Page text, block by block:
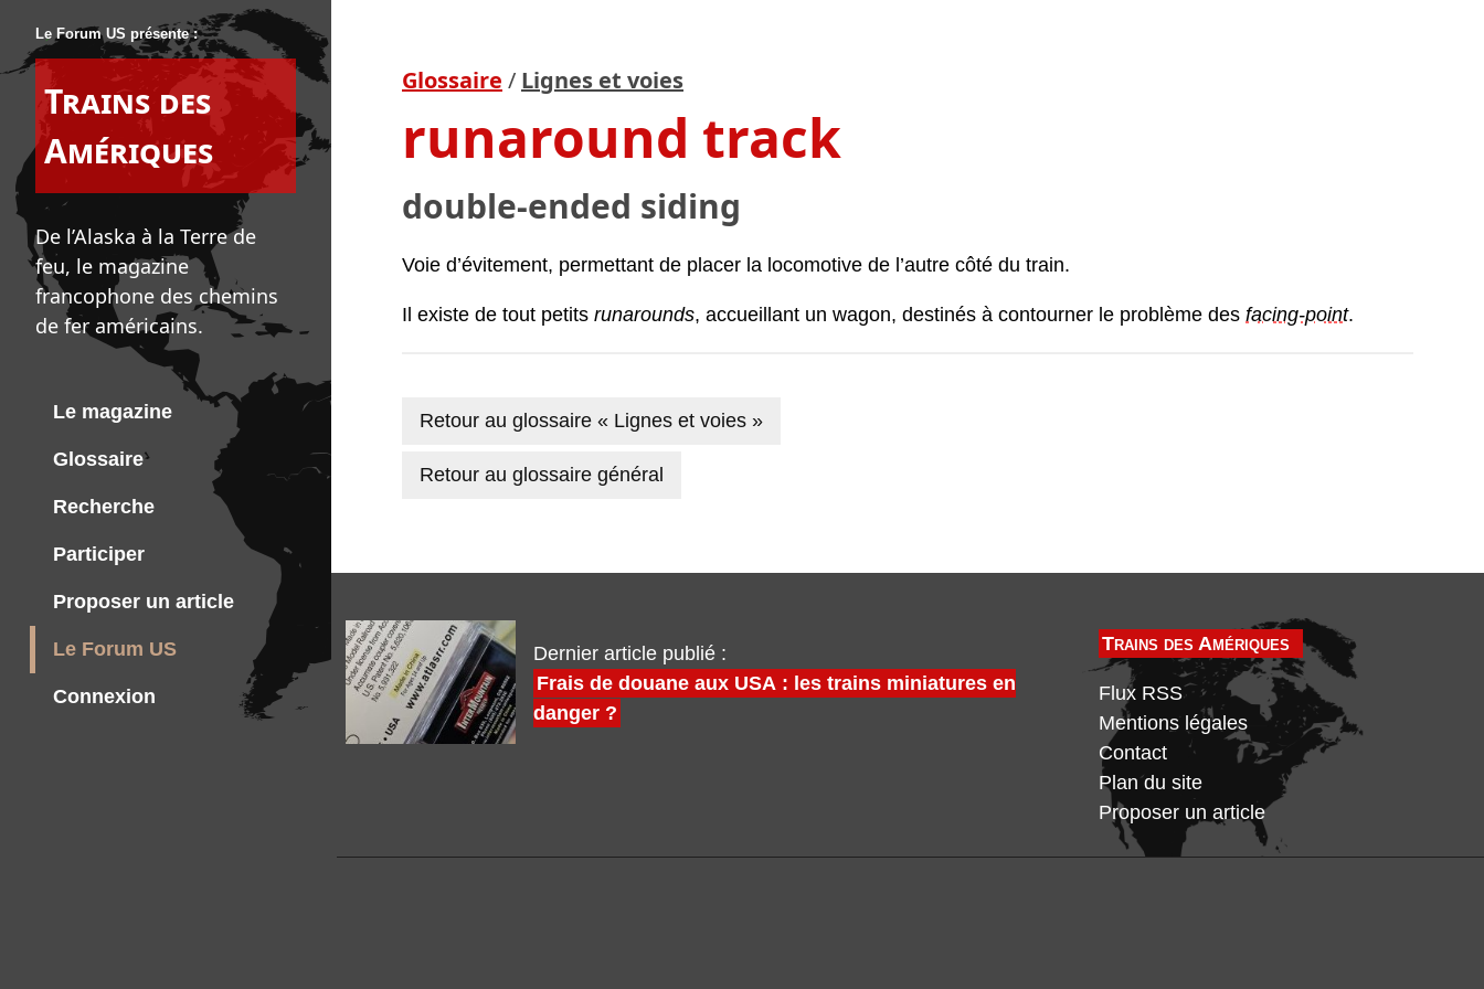
Le Forum US présente :
Trains des
Amériques
De l’Alaska à la Terre de
feu, le magazine
francophone des chemins
de fer américains.
Le magazine
Glossaire
Recherche
Participer
Proposer un article
Le Forum US
Connexion
Glossaire / Lignes et voies
runaround track
double-ended siding
Voie d’évitement, permettant de placer la locomotive de l’autre côté du train.
Il existe de tout petits runarounds, accueillant un wagon, destinés à contourner le problème des facing-point.
Retour au glossaire « Lignes et voies »
Retour au glossaire général
Dernier article publié :
Frais de douane aux USA : les trains miniatures en
danger ?
Trains des Amériques
Flux RSS
Mentions légales
Contact
Plan du site
Proposer un article